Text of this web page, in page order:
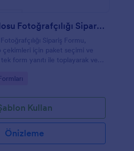
Mezuniyet Balosu Fotoğrafçılığı Sipariş Formu
Sipariş Formu,
çekimleri için paket seçimi ve
form yanıtı ile toplayarak veri
Kullan
Önizleme